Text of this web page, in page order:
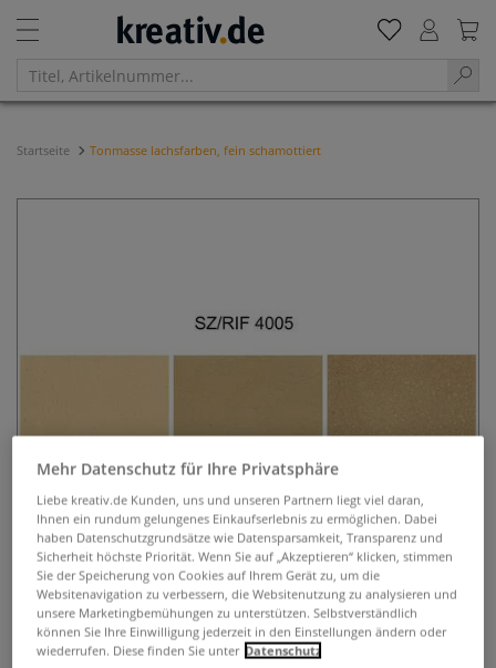
Startseite Tonmasse lachsfarben, fein schamottiert
Mehr Datenschutz für Ihre Privatsphäre
Liebe kreativ.de Kunden, uns und unseren Partnern liegt viel daran,
Ihnen ein rundum gelungenes Einkaufserlebnis zu ermöglichen. Dabei
haben Datenschutzgrundsätze wie Datensparsamkeit, Transparenz und
Sicherheit höchste Priorität. Wenn Sie auf „Akzeptieren“ klicken, stimmen
Sie der Speicherung von Cookies auf Ihrem Gerät zu, um die
Websitenavigation zu verbessern, die Websitenutzung zu analysieren und
unsere Marketingbemühungen zu unterstützen. Selbstverständlich
können Sie Ihre Einwilligung jederzeit in den Einstellungen ändern oder
wiederrufen. Diese finden Sie unter Datenschutz